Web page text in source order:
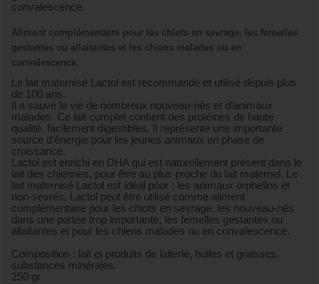
convalescence.
Aliment complémentaire pour les chiots en sevrage, les femelles
gestantes ou allaitantes et les chiens malades ou en
convalescence.
Le lait maternisé Lactol est recommandé et utilisé depuis plus
de 100 ans.
Il a sauvé la vie de nombreux nouveau-nés et d’animaux
malades. Ce lait complet contient des protéines de haute
qualité, facilement digestibles. Il représente une importante
source d’énergie pour les jeunes animaux en phase de
croissance.
Lactol est enrichi en DHA qui est naturellement présent dans le
lait des chiennes, pour être au plus proche du lait maternel. Le
lait maternisé Lactol est idéal pour : les animaux orphelins et
non-sevrés. Lactol peut être utilisé comme aliment
complémentaire pour les chiots en sevrage, les nouveau-nés
dans une portée trop importante, les femelles gestantes ou
allaitantes et pour les chiens malades ou en convalescence.
Composition : lait et produits de laiterie, huiles et graisses,
substances minérales.
250 gr